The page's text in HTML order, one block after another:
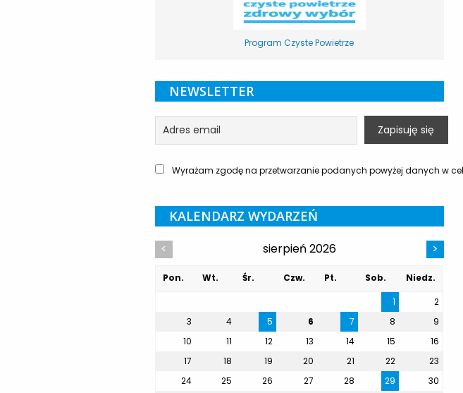
Program Czyste Powietrze
NEWSLETTER
Wyrażam zgodę na przetwarzanie podanych powyżej danych w
KALENDARZ WYDARZEŃ
< sierpień 2026 >
Pon. Wt. Śr. Czw. Pt. Sob.
Niedz.
1
2
3
4 5 6 7 8
9
10
11 12 13 14 15
16
17
18 19 20 21 22
23
24
25 26 27 28 29
30